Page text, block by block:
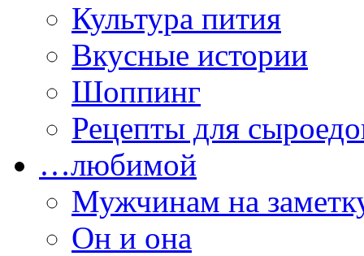
Культура пития
Вкусные истории
Шоппинг
Рецепты для
…любимой
Мужчинам на
Он и она